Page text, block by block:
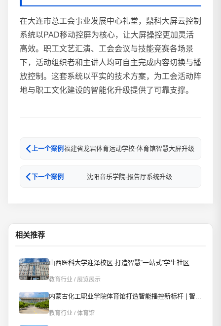
在大连市总工会事业发展中心礼堂，鼎科大屏云控制
系统以PAD移动控屏为核心，让大屏操控更加灵活
高效。职工文艺汇演、工会会议与技能竞赛各场景
下，活动组织者和主讲人均可自主完成内容切换与播
放控制。这套系统以平实的技术方案，为工会活动阵
地与职工文化建设的智能化升级提供了可靠支撑。
上一个案例 福建省龙岩体育运动学校-体育馆智慧大屏升级
沈阳音乐学院-报告厅系统升级
下一个案例
相关推荐
山西医科大学迎泽校区-打造智慧“一站式”学生社区
教育行业 / 展览展示
内蒙古化工职业学院体育馆打造智能播控新标杆 | 智慧赋能校园文体新场景
教育行业 / 体育馆